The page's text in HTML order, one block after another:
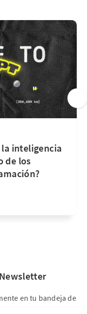
la inteligencia
de los
en tu bandeja de